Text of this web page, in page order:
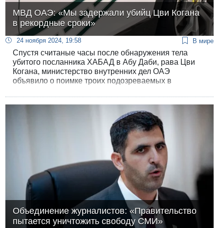
МВД ОАЭ: «Мы задержали убийц Цви Когана
в рекордные сроки»
24 ноября 2024, 19:58 В мире
Спустя считаные часы после обнаружения тела
убитого посланника ХАБАД в Абу Даби, рава Цви
Когана, министерство внутренних дел ОАЭ
объявило о поимке троих подозреваемых в
подчеркивается, что убийцы задержаны "в рекордно
короткие сроки", и по-прежнему не упоминается об
израильском гражданстве убитого.
Объединение журналистов: «Правительство
пытается уничтожить свободу СМИ»